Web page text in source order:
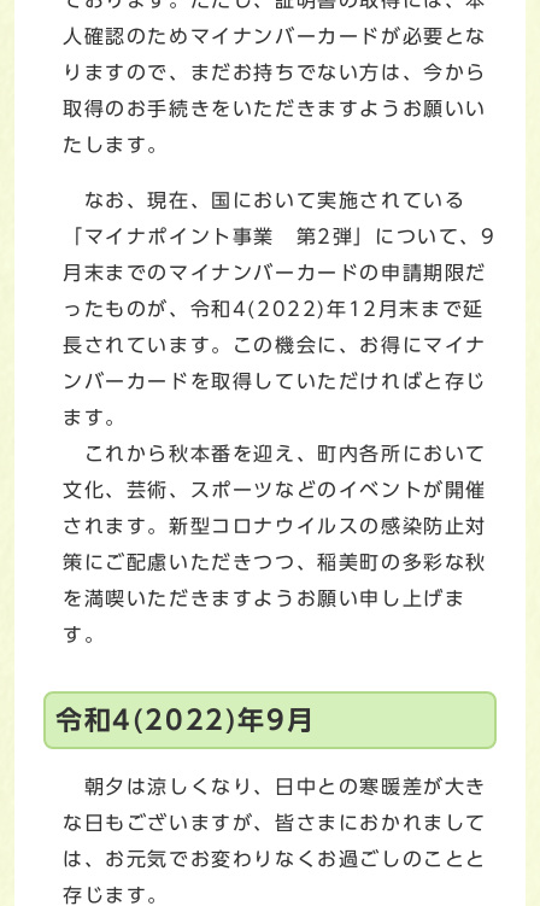
人確認のためマイナンバーカードが必要とな
りますので、まだお持ちでない方は、今から
取得のお手続きをいただきますようお願いい
たします。
なお、現在、国において実施されている
「マイナポイント事業 第2弾」について、9
月末までのマイナンバーカードの申請期限だ
ったものが、令和4(2022)年12月末まで延
長されています。この機会に、お得にマイナ
ンバーカードを取得していただければと存じ
ます。
これから秋本番を迎え、町内各所において
文化、芸術、スポーツなどのイベントが開催
されます。新型コロナウイルスの感染防止対
策にご配慮いただきつつ、稲美町の多彩な秋
を満喫いただきますようお願い申し上げま
す。
令和4(2022)年9月
朝夕は涼しくなり、日中との寒暖差が大き
な日もございますが、皆さまにおかれまして
は、お元気でお変わりなくお過ごしのことと
存じます。